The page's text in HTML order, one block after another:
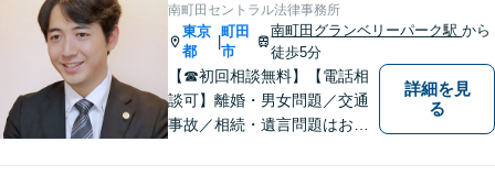
南町田セントラル法律事務所
東京
都
|
町田
市
南町田グランベリーパーク駅から
徒歩5分
【☎︎初回相談無料】【電話相
談可】離婚・男女問題／交通
事故／相続・遺言問題はお任
00件以上。豊富な経験を活か
詳細を見
る